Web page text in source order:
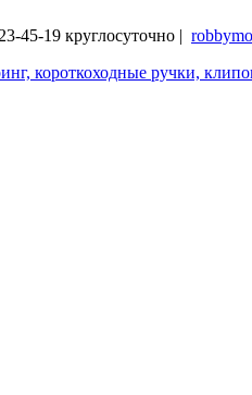
45-19 круглосуточно |